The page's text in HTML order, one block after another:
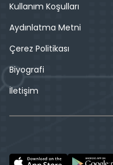
Kullanım Koşulları
Aydınlatma Metni
Çerez Politikası
Biyografi
İletişim